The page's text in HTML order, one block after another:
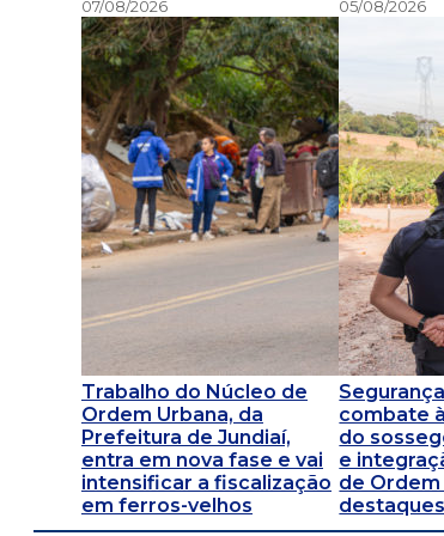
07/08/2026
Trabalho do Núcleo de
Ordem Urbana, da
Prefeitura de Jundiaí,
entra em nova fase e vai
intensificar a fiscalização
em ferros-velhos
05/08/2026
combate
do
e
de Ordem
destaques